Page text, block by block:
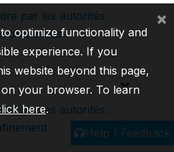
par les autorités:
et des
par les autorités:
Help / Feedback
optimize functionality and
experience. If you
website beyond this page,
your browser. To learn
here.
×